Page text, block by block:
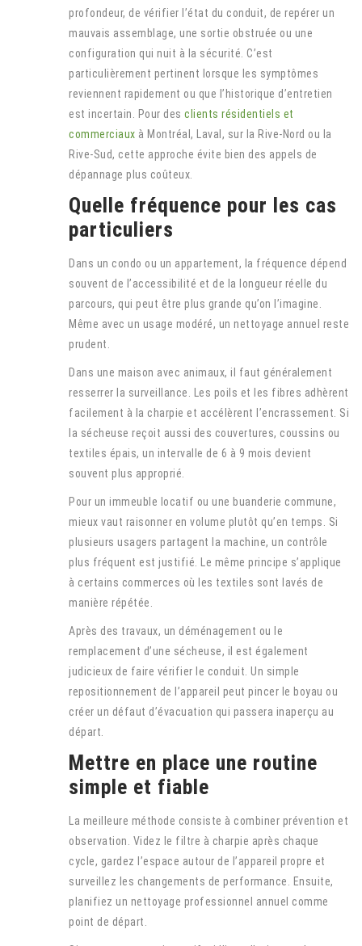
profondeur, de vérifier l’état du conduit, de repérer un
mauvais assemblage, une sortie obstruée ou une
configuration qui nuit à la sécurité. C’est
particulièrement pertinent lorsque les symptômes
reviennent rapidement ou que l’historique d’entretien
est incertain. Pour des clients résidentiels et
commerciaux à Montréal, Laval, sur la Rive-Nord ou la
Rive-Sud, cette approche évite bien des appels de
dépannage plus coûteux.
Quelle fréquence pour les cas
particuliers
Dans un condo ou un appartement, la fréquence dépend
souvent de l’accessibilité et de la longueur réelle du
parcours, qui peut être plus grande qu’on l’imagine.
Même avec un usage modéré, un nettoyage annuel reste
prudent.
Dans une maison avec animaux, il faut généralement
resserrer la surveillance. Les poils et les fibres adhèrent
facilement à la charpie et accélèrent l’encrassement. Si
la sécheuse reçoit aussi des couvertures, coussins ou
textiles épais, un intervalle de 6 à 9 mois devient
souvent plus approprié.
Pour un immeuble locatif ou une buanderie commune,
mieux vaut raisonner en volume plutôt qu’en temps. Si
plusieurs usagers partagent la machine, un contrôle
plus fréquent est justifié. Le même principe s’applique
à certains commerces où les textiles sont lavés de
manière répétée.
Après des travaux, un déménagement ou le
remplacement d’une sécheuse, il est également
judicieux de faire vérifier le conduit. Un simple
repositionnement de l’appareil peut pincer le boyau ou
créer un défaut d’évacuation qui passera inaperçu au
départ.
Mettre en place une routine
simple et fiable
La meilleure méthode consiste à combiner prévention et
observation. Videz le filtre à charpie après chaque
cycle, gardez l’espace autour de l’appareil propre et
surveillez les changements de performance. Ensuite,
planifiez un nettoyage professionnel annuel comme
point de départ.